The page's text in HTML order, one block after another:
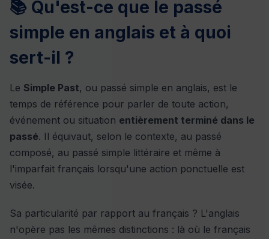
📚 Qu'est-ce que le passé
simple en anglais et à quoi
sert-il ?
Le Simple Past, ou passé simple en anglais, est le
temps de référence pour parler de toute action,
événement ou situation entièrement terminé dans le
passé. Il équivaut, selon le contexte, au passé
composé, au passé simple littéraire et même à
l'imparfait français lorsqu'une action ponctuelle est
visée.
Sa particularité par rapport au français ? L'anglais
n'opère pas les mêmes distinctions : là où le français